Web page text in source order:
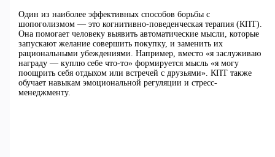
Один из наиболее эффективных способов борьбы с
шопоголизмом — это когнитивно-поведенческая терапия (КПТ).
Она помогает человеку выявить автоматические мысли, которые
запускают желание совершить покупку, и заменить их
рациональными убеждениями. Например, вместо «я заслуживаю
награду — куплю себе что-то» формируется мысль «я могу
поощрить себя отдыхом или встречей с друзьями». КПТ также
обучает навыкам эмоциональной регуляции и стресс-
менеджменту.